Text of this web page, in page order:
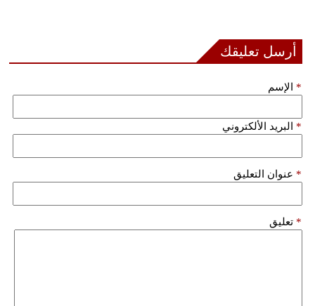
أرسل تعليقك
الإسم *
البريد الألكتروني *
عنوان التعليق *
تعليق *